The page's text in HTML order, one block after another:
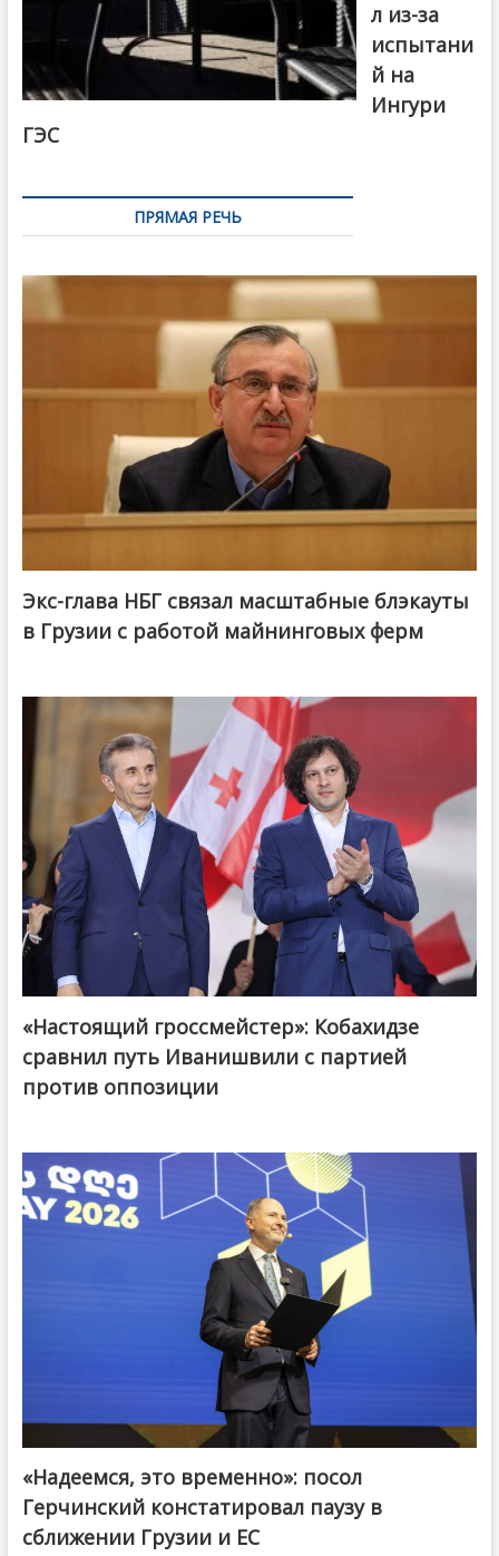
л из-за
испытани
й на
Ингури
ГЭС
ПРЯМАЯ РЕЧЬ
Экс-глава НБГ связал масштабные блэкауты
в Грузии с работой майнинговых ферм
@ქართული ოცნება / Georgian Dream
«Настоящий гроссмейстер»: Кобахидзе
сравнил путь Иванишвили с партией
против оппозиции
«Надеемся, это временно»: посол
Герчинский констатировал паузу в
сближении Грузии и ЕС